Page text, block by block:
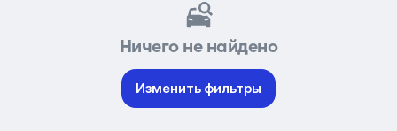
Ничего не найдено
Изменить фильтры